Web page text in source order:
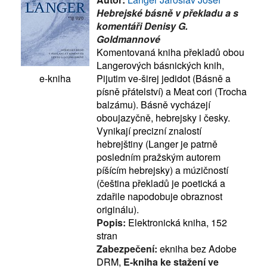
e-kniha
Hebrejské básně v překladu a s
komentáři Denisy G.
Goldmannové
Komentovaná kniha překladů obou
Langerových básnických knih,
Pijutim ve-širej jedidot (Básně a
písně přátelství) a Meat cori (Trocha
balzámu). Básně vycházejí
oboujazyčně, hebrejsky i česky.
Vynikají precizní znalostí
hebrejštiny (Langer je patrně
posledním pražským autorem
píšícím hebrejsky) a múzičností
(čeština překladů je poetická a
zdařile napodobuje obraznost
originálu).
Popis: Elektronická kniha, 152
stran
Zabezpečení: ekniha bez Adobe
DRM, E-kniha ke stažení ve